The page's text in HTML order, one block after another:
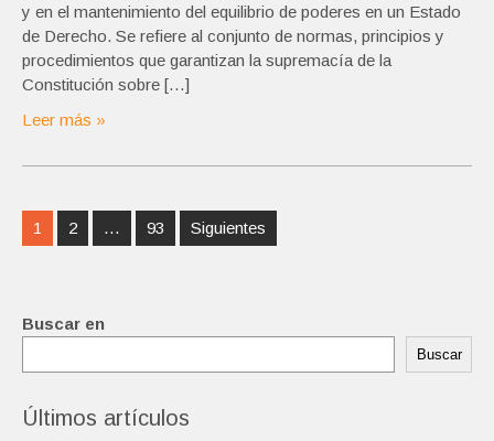
y en el mantenimiento del equilibrio de poderes en un Estado
de Derecho. Se refiere al conjunto de normas, principios y
procedimientos que garantizan la supremacía de la
Constitución sobre […]
Leer más »
Navegación
de
1 2 … 93 Siguientes
Buscar en
Buscar
Últimos artículos